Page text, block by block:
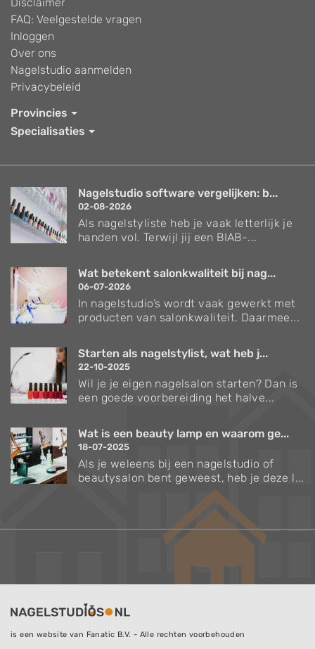
FAQ: Veelgestelde vragen
Inloggen
Over ons
Nagelstudio aanmelden
Privacybeleid
Provincies
Specialisaties
Nagelstudio software vergelijken: b...
02-08-2026
Als nagelstyliste heb je vaak letterlijk je
handen vol. Terwijl jij een BIAB-...
Wat betekent salonkwaliteit bij nag...
06-07-2026
In nagelstudio’s wordt vaak gewerkt met
producten van salonkwaliteit. Daarmee...
Starten als nagelstylist, wat heb j...
22-10-2025
Wil je je eigen nagelsalon starten? Dan is
een goede voorbereiding het halve...
Wat is een beauty lamp en waarom ge...
18-07-2025
Als je weleens bij een nagelstudio of
beautysalon bent geweest, heb je deze l...
is een website van Fanatic B.V. - Alle rechten voorbehouden